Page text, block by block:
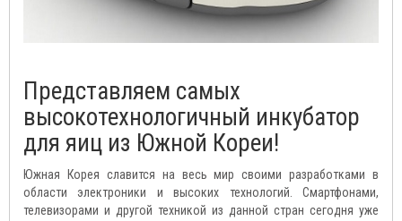
Представляем самых
высокотехнологичный инкубатор
для яиц из Южной Кореи!
Южная Корея славится на весь мир своими разработками в
области электроники и высоких технологий. Смартфонами,
телевизорами и другой техникой из данной стран сегодня уже